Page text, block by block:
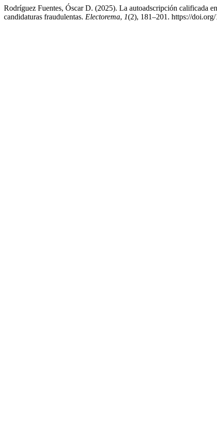
Rodríguez Fuentes, Óscar D. (2025). La autoadscripción calificada
candidaturas fraudulentas. Electorema, 1(2), 181–201. https://